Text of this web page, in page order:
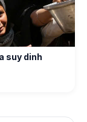
suy dinh